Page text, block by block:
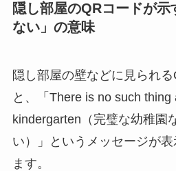
隠し部屋のQRコードが
ない」の意味
隠し部屋の壁などに見られ
と、「There is no such thing
kindergarten（完璧な幼稚園
い）」というメッセージが
ます。